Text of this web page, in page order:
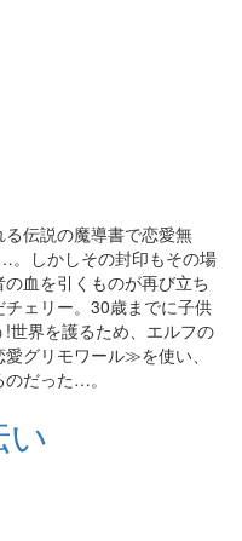
伝説の魔導書で恋愛無
しかしその封印もその場
血を引くものが再び立ち
ェリー。30歳までに子供
世界を護るため、エルフの
グリモワール≫を使い、
だった…。